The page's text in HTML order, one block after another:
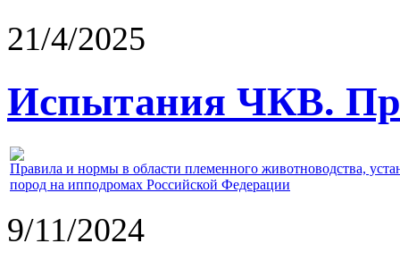
21/4/2025
Испытания ЧКВ.
Правила и нормы в области племенного животноводства,
пород на ипподромах Российской Федерации
9/11/2024